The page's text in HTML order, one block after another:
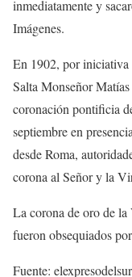
inmediatamente y
Imágenes.
En 1902, por
Salta Monseñor
coronación pontificia
septiembre en
desde Roma,
corona al Señor y la
La corona de oro de
fueron obsequiados
Fuente: elexpresodelsur